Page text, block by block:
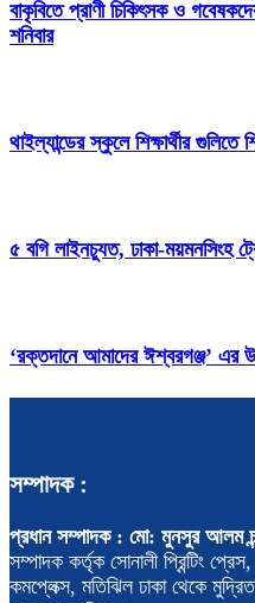
বাকৃবিতে প্রাণী চিকিৎসক ও
শনিবার
থাইল্যান্ডের স্কুলে শিক্ষার্থীর
৫ বগি লাইনচ্যুত, ঢাকা-ময়মনসিংহ
‘রক্তদানে আমাদের ঈশ্বরগঞ্জ’ এর
সম্পাদক :
প্রধান সম্পাদক : মো: মুনসুর আলম
সম্পাদক কর্তৃক সোনালী প্রিন্টিং
কমপ্লেক্স, মতিঝিল ঢাকা থেকে